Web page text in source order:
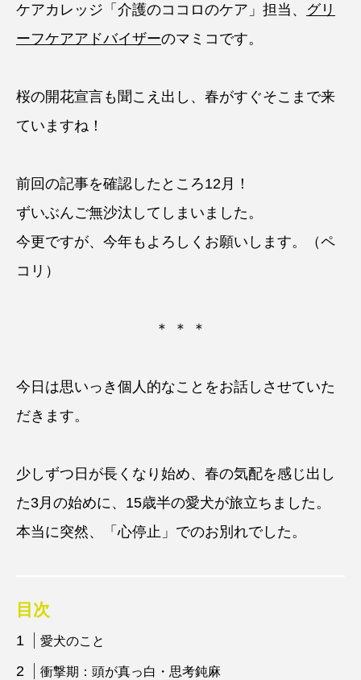
ケアカレッジ「介護のココロのケア」担当、 グリ
ーフケアアドバイザーのマミコです。
桜の開花宣言も聞こえ出し、春がすぐそこまで来
ていますね！
前回の記事を確認したところ12月！
ずいぶんご無沙汰してしまいました。
今更ですが、今年もよろしくお願いします。（ペ
コリ）
＊ ＊ ＊
今日は思いっき個人的なことをお話しさせていた
だきます。
少しずつ日が長くなり始め、春の気配を感じ出し
た3月の始めに、15歳半の愛犬が旅立ちました。
本当に突然、「心停止」でのお別れでした。
目次
愛犬のこと
衝撃期：頭が真っ白・思考鈍麻